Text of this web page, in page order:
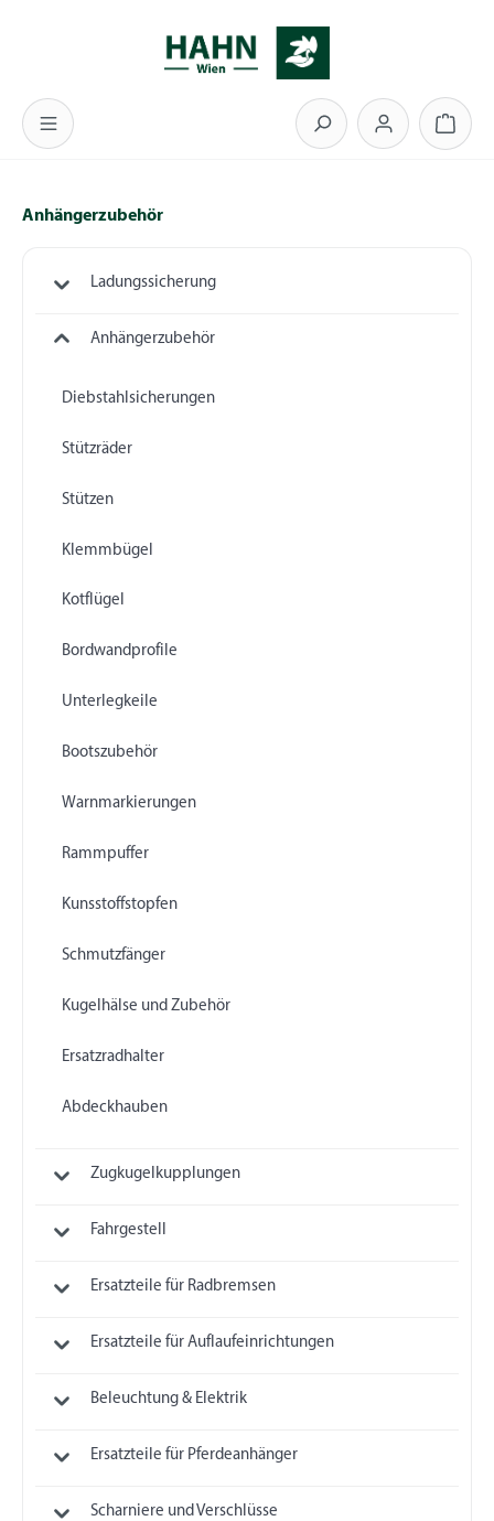
Anhängerzubehör
Ladungssicherung
Anhängerzubehör
Diebstahlsicherungen
Stützräder
Stützen
Klemmbügel
Kotflügel
Bordwandprofile
Unterlegkeile
Bootszubehör
Warnmarkierungen
Rammpuffer
Kunsstoffstopfen
Schmutzfänger
Kugelhälse und Zubehör
Ersatzradhalter
Abdeckhauben
Zugkugelkupplungen
Fahrgestell
Ersatzteile für Radbremsen
Ersatzteile für Auflaufeinrichtungen
Beleuchtung & Elektrik
Ersatzteile für Pferdeanhänger
Scharniere und Verschlüsse